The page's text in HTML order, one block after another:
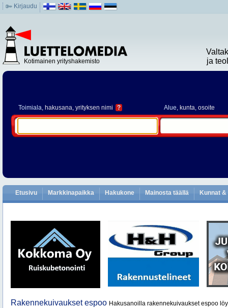
Kirjaudu
Kotimainen yrityshakemisto
ja
Toimiala, hakusana, yrityksen nimi ? Alue, kunta, osoite
Etusivu Markkinapaikka Hakukone Mainosta täällä Kunnat
Rakennekuivaukset espoo Hakusanoilla rakennekuivaukset espoo